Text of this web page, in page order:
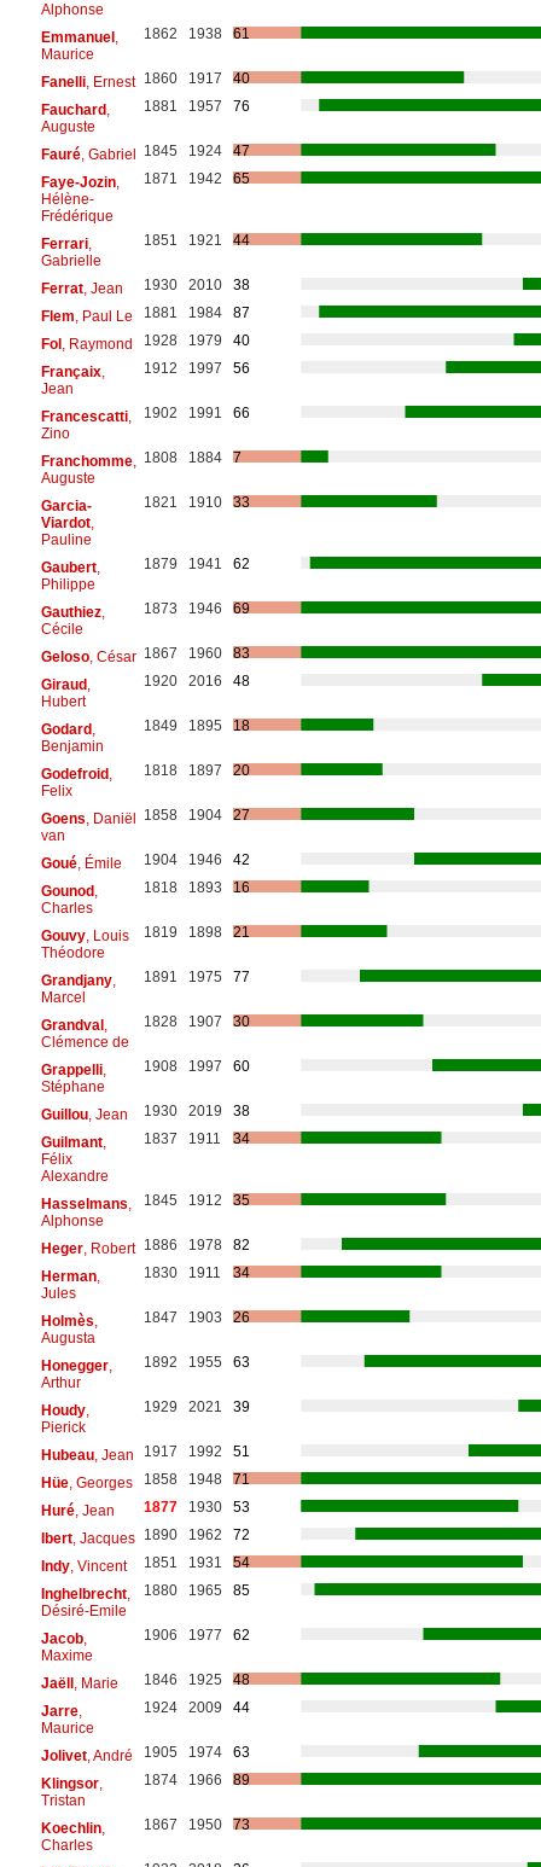
Alphonse
Emmanuel,
Maurice
1862 1938 61
Fanelli, Ernest 1860 1917
40
Fauchard,
Auguste
1881 1957 76
Fauré, Gabriel 1845 1924
47
Faye-Jozin,
Hélène-
Frédérique
1871 1942 65
Ferrari,
Gabrielle
1851 1921 44
Ferrat, Jean 1930 2010
38
Flem , Paul Le 1881 1984
87
Fol, Raymond 1928 1979
40
Françaix,
Jean
1912 1997 56
Francescatti,
Zino
1902 1991 66
Franchomme,
Auguste
1808 1884 7
Garcia-
Viardot,
Pauline
1821 1910 33
Gaubert,
Philippe
1879 1941 62
Gauthiez,
Cécile
1873 1946 69
Geloso, César 1867 1960
83
Giraud,
Hubert
1920 2016 48
Godard,
Benjamin
1849 1895 18
Godefroid,
Felix
1818 1897 20
Goens , Daniël
van
1858 1904 27
Goué, Émile 1904 1946
42
Gounod,
Charles
1818 1893 16
Gouvy, Louis
Théodore
1819 1898 21
Grandjany,
Marcel
1891 1975 77
Grandval,
Clémence de
1828 1907 30
Grappelli,
Stéphane
1908 1997 60
Guillou, Jean 1930 2019
38
Guilmant,
Félix
Alexandre
1837 1911 34
Hasselmans
Alphonse
1845 1912 35
Heger, Robert 1886 1978
82
Herman,
Jules
1830 1911 34
Holmès
Augusta
1847 1903 26
Honegger,
Arthur
1892 1955 63
Houdy,
Pierick
1929 2021 39
Hubeau, Jean 1917 1992
51
Hüe, Georges 1858 1948
71
Huré, Jean 1877 1930
53
Ibert, Jacques 1890 1962
72
Indy, Vincent 1851 1931
54
Inghelbrecht,
Désiré-Emile
1880 1965 85
Jacob,
Maxime
1906 1977 62
Jaëll, Marie 1846 1925
48
Jarre,
Maurice
1924 2009 44
Jolivet, André 1905 1974
63
Klingsor,
Tristan
1874 1966 89
Koechlin,
Charles
1867 1950 73